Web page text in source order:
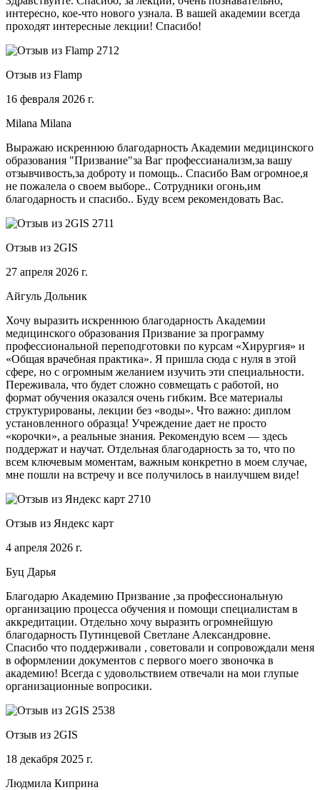
интересно, кое-что нового узнала. В вашей академии всегда
проходят интересные лекции! Спасибо!
Отзыв из Flamp
16 февраля 2026 г.
Milana Milana
Выражаю искреннюю благодарность Академии медицинского
образования "Призвание"за Ваг профессианализм,за вашу
отзывчивость,за доброту и помощь.. Спасибо Вам огромное,я
не пожалела о своем выборе.. Сотрудники огонь,им
благодарность и спасибо.. Буду всем рекомендовать Вас.
Отзыв из 2GIS
27 апреля 2026 г.
Айгуль Дольник
Хочу выразить искреннюю благодарность Академии
медицинского образования Призвание за программу
профессиональной переподготовки по курсам «Хирургия» и
«Общая врачебная практика». Я пришла сюда с нуля в этой
сфере, но с огромным желанием изучить эти специальности.
Переживала, что будет сложно совмещать с работой, но
формат обучения оказался очень гибким. Все материалы
структурированы, лекции без «воды». Что важно: диплом
установленного образца! Учреждение дает не просто
«корочки», а реальные знания. Рекомендую всем — здесь
поддержат и научат. Отдельная благодарность за то, что по
всем ключевым моментам, важным конкретно в моем случае,
мне пошли на встречу и все получилось в наилучшем виде!
Отзыв из Яндекс карт
4 апреля 2026 г.
Буц Дарья
Благодарю Академию Призвание ,за профессиональную
организацию процесса обучения и помощи специалистам в
аккредитации. Отдельно хочу выразить огромнейшую
благодарность Путинцевой Светлане Александровне.
Спасибо что поддерживали , советовали и сопровождали меня
в оформлении документов с первого моего звоночка в
академию! Всегда с удовольствием отвечали на мои глупые
организационные вопросики.
Отзыв из 2GIS
18 декабря 2025 г.
Людмила Киприна